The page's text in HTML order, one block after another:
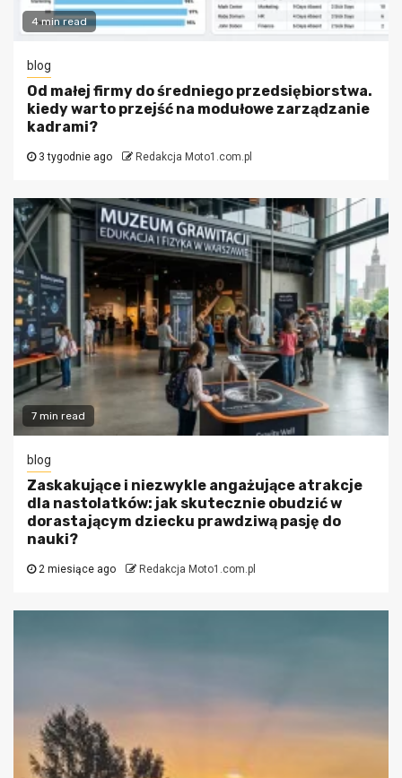
4 min read
blog
Od małej firmy do średniego przedsiębiorstwa.
kiedy warto przejść na modułowe zarządzanie
kadrami?
3 tygodnie ago Redakcja Moto1.com.pl
7 min read
blog
Zaskakujące i niezwykle angażujące atrakcje
dla nastolatków: jak skutecznie obudzić w
dorastającym dziecku prawdziwą pasję do
nauki?
2 miesiące ago Redakcja Moto1.com.pl